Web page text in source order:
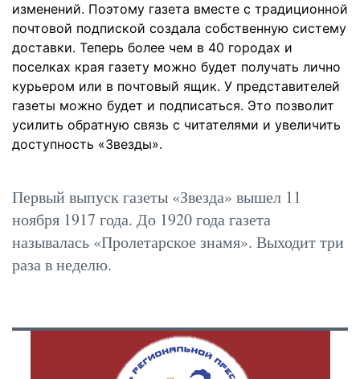
изменений. Поэтому газета вместе с традиционной
почтовой подпиской создала собственную систему
доставки. Теперь более чем в 40 городах и
поселках края газету можно будет получать лично
курьером или в почтовый ящик. У представителей
газеты можно будет и подписаться. Это позволит
усилить обратную связь с читателями и увеличить
доступность «Звезды».
Первый выпуск газеты «Звезда» вышел 11
ноября 1917 года. До 1920 года газета
называлась «Пролетарское знамя». Выходит три
раза в неделю.